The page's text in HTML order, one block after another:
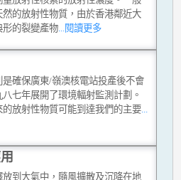
的放射性物質，由於香港鄰近大
形的裂變產物...閱讀更多
確保廣東/嶺澳核電站投產後不會
七年展開了環境輻射監測計劃。
放射性物質可能到達我們的主要...
到大氣中，隨風擴散及沉降在地